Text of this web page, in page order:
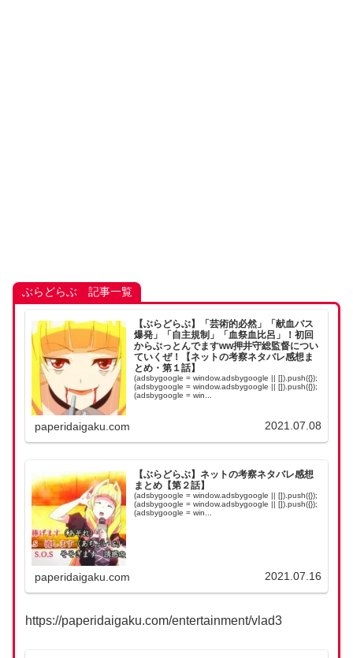
ぶらどらぶ 記事一覧
【ぶらどらぶ】「芸術的必然」「献血バス
爆発」「自主規制」「血祭血比呂」！初回
からぶっとんでますww押井守総監督につい
ていくぜ！【ネットの考察ネタバレ感想ま
とめ・第１話】
(adsbygoogle = window.adsbygoogle || []).push({});
(adsbygoogle = window.adsbygoogle || []).push({});
(adsbygoogle = win...
paperidaigaku.com 2021.07.08
【ぶらどらぶ】ネットの考察ネタバレ感想
まとめ【第２話】
(adsbygoogle = window.adsbygoogle || []).push({});
(adsbygoogle = window.adsbygoogle || []).push({});
(adsbygoogle = win...
paperidaigaku.com 2021.07.16
https://paperidaigaku.com/entertainment/vlad3